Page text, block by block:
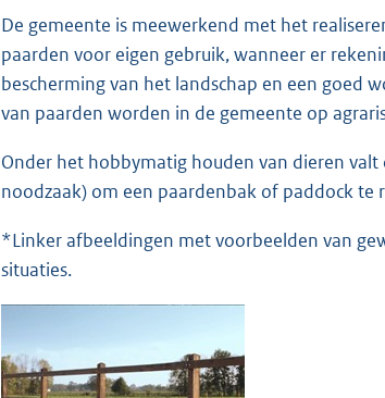
De gemeente is meewerkend met het
paarden voor eigen gebruik, wanneer er
bescherming van het landschap en een goed
van paarden worden in de gemeente op
Onder het hobbymatig houden van dieren
noodzaak) om een paardenbak of paddock te
*Linker afbeeldingen met voorbeelden van
situaties.